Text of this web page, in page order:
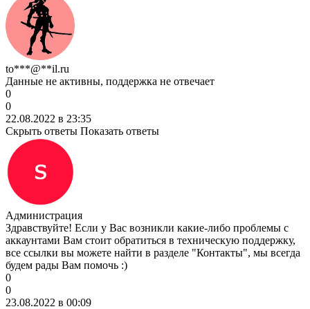
to***@**il.ru
Данные не активны, поддержка не отвечает
0
0
22.08.2022 в 23:35
Скрыть ответы Показать ответы
Администрация
Здравствуйте! Если у Вас возникли какие-либо проблемы с
аккаунтами Вам стоит обратиться в техническую поддержку,
все ссылки вы можете найти в разделе "Контакты", мы всегда
будем рады Вам помочь :)
0
0
23.08.2022 в 00:09